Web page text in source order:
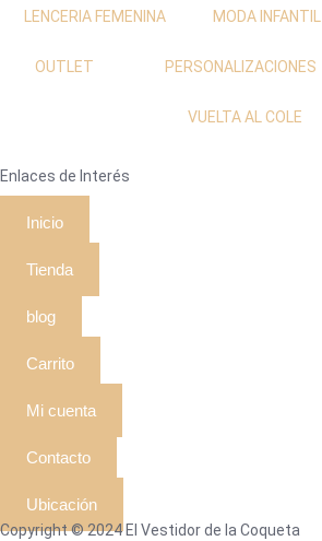
LENCERIA FEMENINA MODA INFANTIL
OUTLET PERSONALIZACIONES
VUELTA AL COLE
Enlaces de Interés
Inicio
Tienda
blog
Carrito
Mi cuenta
Contacto
Ubicación
Copyright © 2024 El Vestidor de la Coqueta